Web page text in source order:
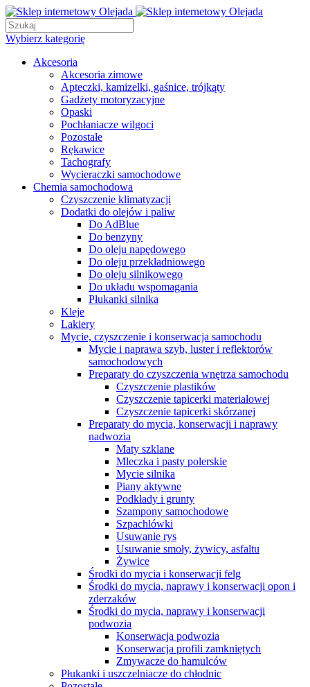
Wybierz kategorię
Akcesoria
Akcesoria zimowe
Apteczki, kamizelki, gaśnice, trójkąty
Gadżety motoryzacyjne
Opaski
Pochłaniacze wilgoci
Pozostałe
Rękawice
Tachografy
Wycieraczki samochodowe
Chemia samochodowa
Czyszczenie klimatyzacji
Dodatki do olejów i paliw
Do AdBlue
Do benzyny
Do oleju napędowego
Do oleju przekładniowego
Do oleju silnikowego
Do układu wspomagania
Płukanki silnika
Kleje
Lakiery
Mycie, czyszczenie i konserwacja samochodu
Mycie i naprawa szyb, luster i reflektorów
samochodowych
Preparaty do czyszczenia wnętrza samochodu
Czyszczenie plastików
Czyszczenie tapicerki materiałowej
Czyszczenie tapicerki skórzanej
Preparaty do mycia, konserwacji i naprawy
nadwozia
Maty szklane
Mleczka i pasty polerskie
Mycie silnika
Piany aktywne
Podkłady i grunty
Szampony samochodowe
Szpachlówki
Usuwanie rys
Usuwanie smoły, żywicy, asfaltu
Żywice
Środki do mycia i konserwacji felg
Środki do mycia, naprawy i konserwacji opon i
zderzaków
Środki do mycia, naprawy i konserwacji
podwozia
Konserwacja podwozia
Konserwacja profili zamkniętych
Zmywacze do hamulców
Płukanki i uszczelniacze do chłodnic